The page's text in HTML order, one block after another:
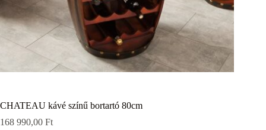
CHATEAU kávé színű bortartó 80cm
168 990,00 Ft